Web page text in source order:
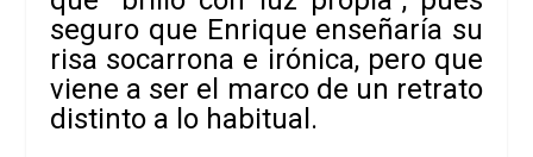
seguro que Enrique enseñaría su
risa socarrona e irónica, pero que
viene a ser el marco de un retrato
distinto a lo habitual.